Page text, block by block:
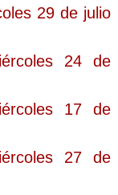
29 de julio
24 de
17 de
27 de